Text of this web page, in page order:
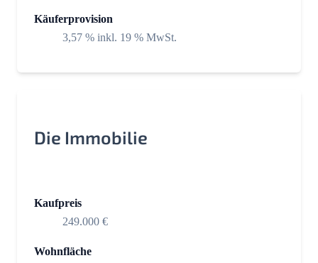
Käuferprovision
3,57 % inkl. 19 % MwSt.
Die Immobilie
Kaufpreis
249.000 €
Wohnfläche